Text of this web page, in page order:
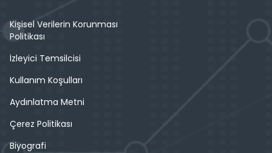
Kişisel Verilerin Korunması
Politikası
İzleyici Temsilcisi
Kullanım Koşulları
Aydınlatma Metni
Çerez Politikası
Biyografi